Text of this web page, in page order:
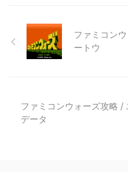
ファミコン
ートウ
ファミコンウォーズ攻略 /
データ